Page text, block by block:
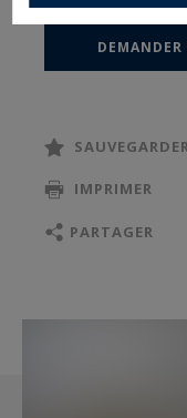
SAUVEGARDER
IMPRIMER
PARTAGER